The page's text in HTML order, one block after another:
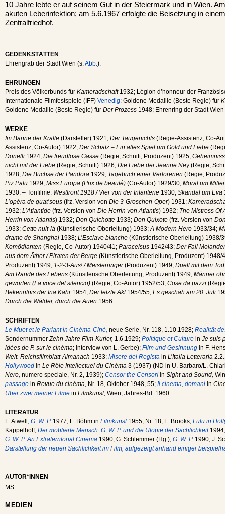
10 Jahre lebte er auf seinem Gut in der Steiermark und in Wien.
akuten Leberinfektion; am 5.6.1967 erfolgte die Beisetzung in
Zentralfriedhof.
GEDENKSTÄTTEN
Ehrengrab der Stadt Wien (s. Abb. ).
EHRUNGEN
Preis des Völkerbunds für Kameradschaft1932; Légion d’honneur der
Internationale Filmfestspiele (IFF) Venedig: Goldene Medaille (Beste Regie) für
Goldene Medaille (Beste Regie) für Der Prozess 1948; Ehrenring der Stadt
WERKE
Im Banne der Kralle (Darsteller) 1921; Der Taugenichts (Regie-Assistenz, Co-
Assistenz, Co-Autor) 1922; Der Schatz – Ein altes Spiel um Gold und Liebe
Donelli 1924; Die freudlose Gasse (Regie, Schnitt, Produzent) 1925;
nicht mit der Liebe (Regie, Schnitt) 1926; Die Liebe der Jeanne Ney(Regie,
1928; Die Büchse der Pandora 1929; Tagebuch einer Verlorenen (Regie,
Piz Palü 1929; Miss Europa (Prix de beauté) (Co-Autor) 1929/30; Moral um
1930. – Tonfilme: Westfront 1918 / Vier von der Infanterie 1930; Skandal um Eva
L’opéra de quat’sous (frz. Version von Die 3-Groschen-Oper) 1931;
1932; L’Atlantide (frz. Version von Die Herrin von Atlantis) 1932; The Mistress Of
Herrin von Atlantis) 1932; Don Quichotte 1933; Don Quixote (frz. Version von
1933; Cette nuit-là (Künstlerische Oberleitung) 1933; A Modern Hero 1933/34;
drame de Shanghai 1938; L’Esclave blanche (Künstlerische Oberleitung) 1938/
Komödianten (Regie, Co-Autor) 1940/41; Paracelsus 1942/43; Der Fall Molander
aus dem Äther / Piraten der Berge (Künstlerische Oberleitung, Produzent) 1948/
Produzent) 1949; 1-2-3-Aus! / Meisterringer(Produzent) 1949; Duell mit dem
Am Rande des Lebens (Künstlerische Oberleitung, Produzent) 1949; Männer
geworfen (La voce del silencio) (Regie, Co-Autor) 1952/53; Cose da pazzi
Bekenntnis der Ina Kahr1954; Der letzte Akt1954/55; Es geschah am 20. Juli
Durch die Wälder, durch die Auen 1956.
SCHRIFTEN
Le Muet et le Parlant in Cinéma-Ciné, neue Serie, Nr. 118, 1.10.1928; Realität
Sondernummer Zehn Jahre Film-Kurier, 1.6.1929; Politique et Culture in Je suis
idées de P. sur le cinéma; Interview von L. Gerbe); Film und Gesinnung in F.
Welt. Reichsfilmblatt-Almanach 1933; Misere del Regista in L’Italia Letteraria
Hollywood in Le Rôle Intellectuel du Cinéma 3 (1937) (ND in U. Barbaro/L.
Nero, numero speciale, Nr. 2, 1939); Censor the Censor!in Sight and Sound,
passage in Revue du cinéma, Nr. 18, Oktober 1948, 55; Il cinema, domani in
Über zwei meiner Filme in Filmkunst, Wien, Jahres-Bd. 1960.
LITERATUR
L. Atwell, G. W. P. 1977; L. Böhm in Filmkunst1955, Nr. 18; L. Brooks, Lulu in
Kappelhoff, Der möblierte Mensch. G. W. P. und die Utopie der Sachlichkeit
G. W. P. An Extraterritorial Cinema 1990; G. Schlemmer (Hg.), G. W. P. 1990; J.
Darstellung der neuen Sachlichkeit im Film, aufgezeigt anhand einiger
AUTOR*INNEN
MS
MEDIEN